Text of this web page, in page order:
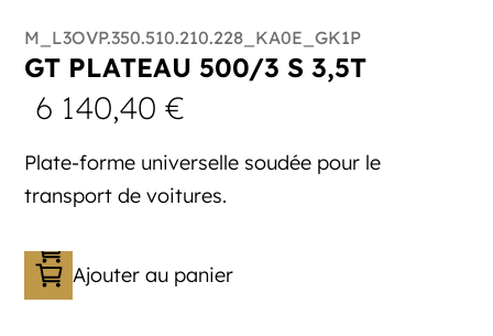
M_L3OVP.350.510.210.228_KA0E_GK1P
GT PLATEAU 500/3 S 3,5T
6 140,40€
Plate-forme universelle soudée pour le
transport de voitures.
Ajouter au panier